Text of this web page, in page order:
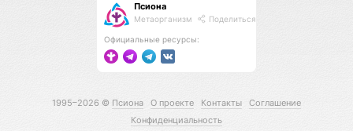
Псиона
Метаорганизм Поделиться
Официальные ресурсы:
1995–2026 © Псиона О проекте Контакты
Соглашение
Конфиденциальность